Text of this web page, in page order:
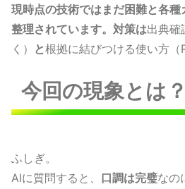
現時点の技術ではまだ困難と各
整理されています。対策は出典確
く） と根拠に結びつける使い方（
今回の現象とは？
ふしぎ。
AIに質問すると、 口調は完璧なの